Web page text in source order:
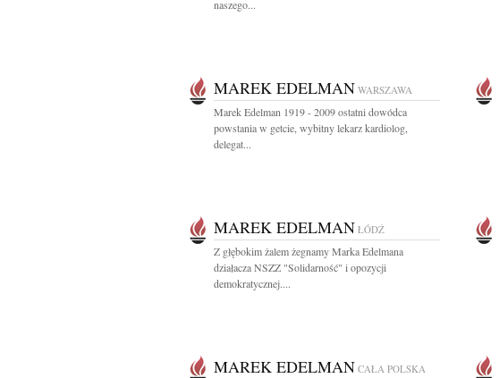
naszego...
MAREK EDELMAN WARSZAWA
Marek Edelman 1919 - 2009 ostatni dowódca
powstania w getcie, wybitny lekarz kardiolog,
delegat...
MAREK EDELMAN ŁÓDŹ
Z głębokim żalem żegnamy Marka Edelmana
działacza NSZZ "Solidarność" i opozycji
demokratycznej....
MAREK EDELMAN CAŁA POLSKA